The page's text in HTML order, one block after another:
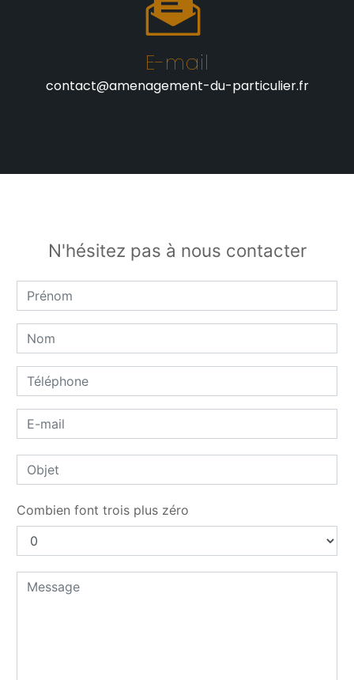
E-mail
contact@amenagement-du-particulier.fr
N'hésitez pas à nous contacter
Combien font trois plus zéro